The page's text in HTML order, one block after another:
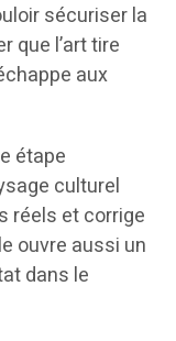
sécuriser la
que l’art tire
aux
étape
culturel
réels et corrige
ouvre aussi un
dans le